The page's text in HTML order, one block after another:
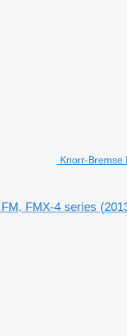
Knorr-Bremse
FMX-4 series